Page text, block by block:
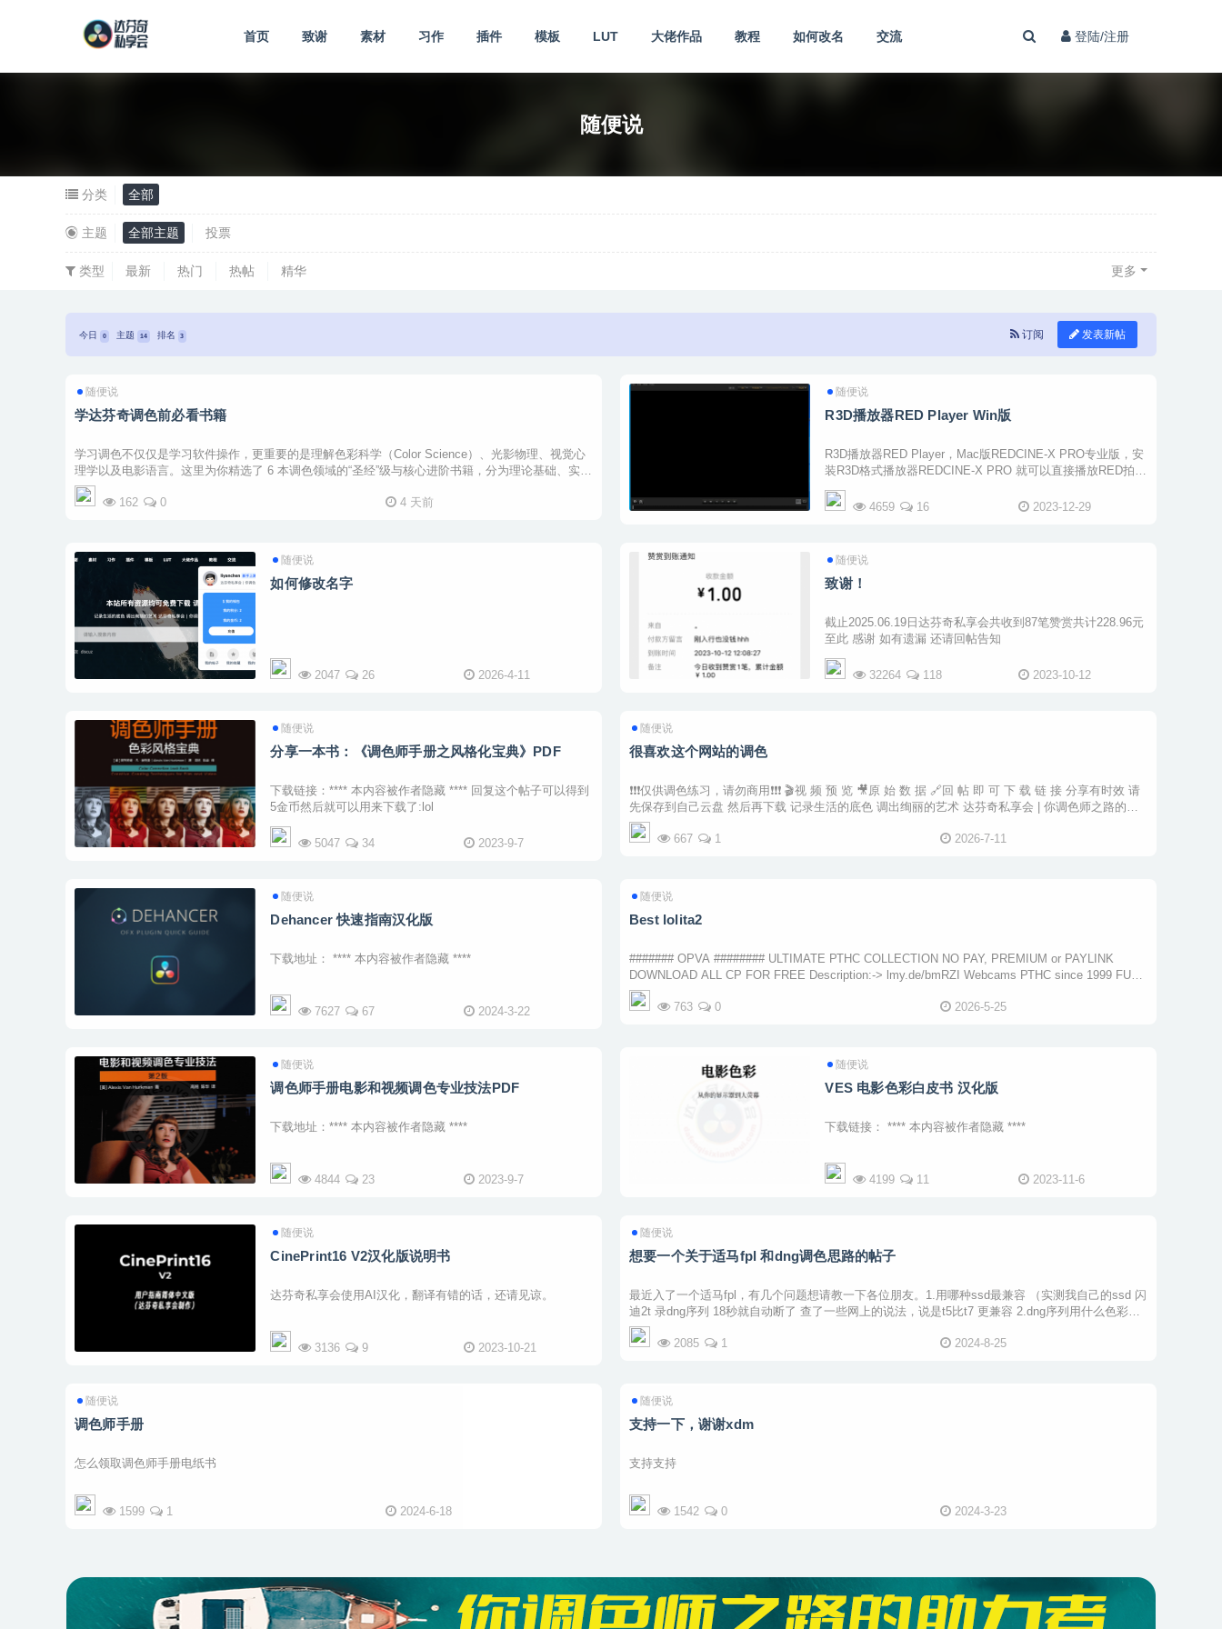
首页 致谢 素材 习作 插件 模板 LUT 大佬作品 教程 如何改名 交流 登陆/注册
随便说
分类 全部
主题 全部主题 投票
类型 最新 热门 热帖 精华 更多
今日 0 主题 14 排名 3 订阅 发表新帖
随便说
学达芬奇调色前必看书籍
学习调色不仅仅是学习软件操作，更重要的是理解色彩科学（Color Science）、光影物理、视觉心
理学以及电影语言。这里为你精选了 6 本调色领域的“圣经”级与核心进阶书籍，分为理论基础、实操
流程与视觉艺术三个维度 ...
162
0 4 天前
随便说
R3D播放器RED Player Win版
R3D播放器RED Player，Mac版REDCINE-X PRO专业版，安
装R3D格式播放器REDCINE-X PRO 就可以直接播放RED拍摄
的素材了！安装说明1.双击REDCINE-X_PRO，默认安装就可
4659 16 2023-12-29
随便说
如何修改名字
2047 26 2026-4-11
随便说
致谢！
截止2025.06.19日达芬奇私享会共收到87笔赞赏共计228.96元
至此 感谢 如有遗漏 还请回帖告知
32264 118 2023-10-12
随便说
分享一本书：《调色师手册之风格化宝典》PDF
下载链接：**** 本内容被作者隐藏 **** 回复这个帖子可以得到
5金币然后就可以用来下载了:lol
5047 34 2023-9-7
随便说
很喜欢这个网站的调色
❗❗❗仅供调色练习，请勿商用❗❗❗ 🎬视 频 预 览 🎥原 始 数 据 🔗回 帖 即 可 下 载 链 接 分享有时效 请
先保存到自己云盘 然后再下载 记录生活的底色 调出绚丽的艺术 达芬奇私享会 | 你调色师之路的助
力 ...
667
1 2026-7-11
随便说
Dehancer 快速指南汉化版
下载地址： **** 本内容被作者隐藏 ****
7627 67 2024-3-22
随便说
Best lolita2
####### OPVA ######## ULTIMATE РТНС COLLECTION NO PAY, PREMIUM or PAYLINK
DOWNLOAD ALL СР FOR FREE Description:-> lmy.de/bmRZI Webcams РТНС since 1999 FULL
STICKAM, Skype, video_ma ...
763
0 2026-5-25
随便说
调色师手册电影和视频调色专业技法PDF
下载地址：**** 本内容被作者隐藏 ****
4844 23 2023-9-7
随便说
VES 电影色彩白皮书 汉化版
下载链接： **** 本内容被作者隐藏 ****
4199 11 2023-11-6
随便说
CinePrint16 V2汉化版说明书
达芬奇私享会使用AI汉化，翻译有错的话，还请见谅。
3136 9 2023-10-21
随便说
想要一个关于适马fpl 和dng调色思路的帖子
最近入了一个适马fpl，有几个问题想请教一下各位朋友。1.用哪种ssd最兼容 （实测我自己的ssd 闪
迪2t 录dng序列 18秒就自动断了 查了一些网上的说法，说是t5比t7 更兼容 2.dng序列用什么色彩空
间和调色流程能最优的利 ...
2085
1 2024-8-25
随便说
调色师手册
怎么领取调色师手册电纸书
1599 1 2024-6-18
随便说
支持一下，谢谢xdm
支持支持
1542 0 2024-3-23